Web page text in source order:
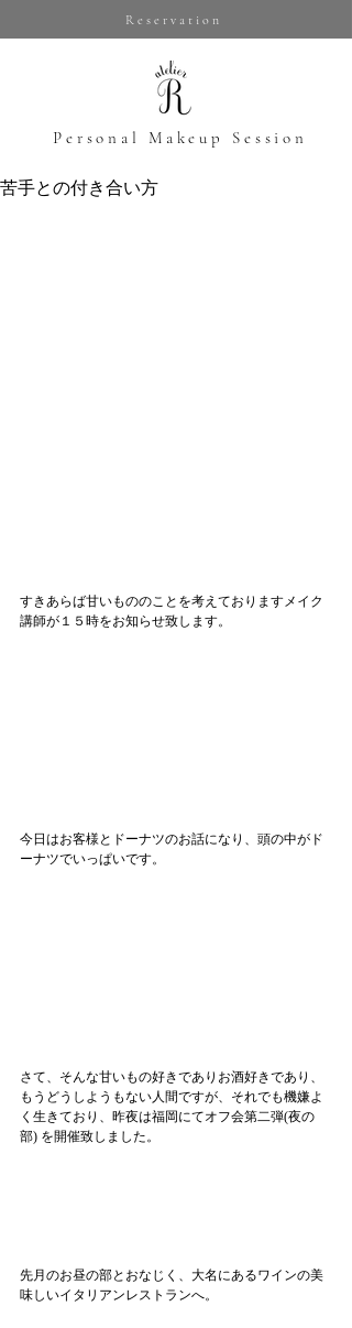
Reservation
​Personal Makeup Session
苦手との付き合い方
すきあらば甘いもののことを考えておりますメイク
講師が１５時をお知らせ致します。
今日はお客様とドーナツのお話になり、頭の中がド
ーナツでいっぱいです。
さて、そんな甘いもの好きでありお酒好きであり、
もうどうしようもない人間ですが、それでも機嫌よ
く生きており、昨夜は福岡にてオフ会第二弾(夜の
部) を開催致しました。
先月のお昼の部とおなじく、大名にあるワインの美
味しいイタリアンレストランへ。